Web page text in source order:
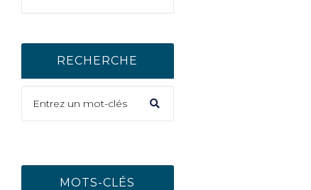
RECHERCHE
MOTS-CLÉS